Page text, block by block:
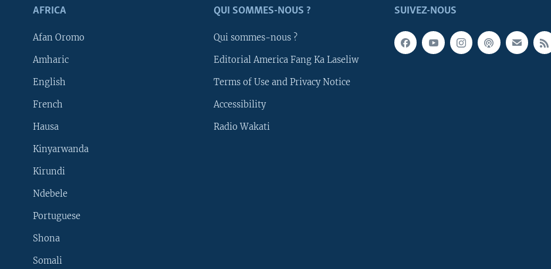
SUIVEZ-NOUS
AFRICA
Afan Oromo
Amharic
English
French
Hausa
Kinyarwanda
Kirundi
Ndebele
Portuguese
Shona
Somali
QUI SOMMES-NOUS ?
Qui sommes-nous ?
Editorial America Fang Ka Laseliw
Terms of Use and Privacy Notice
Accessibility
Radio Wakati